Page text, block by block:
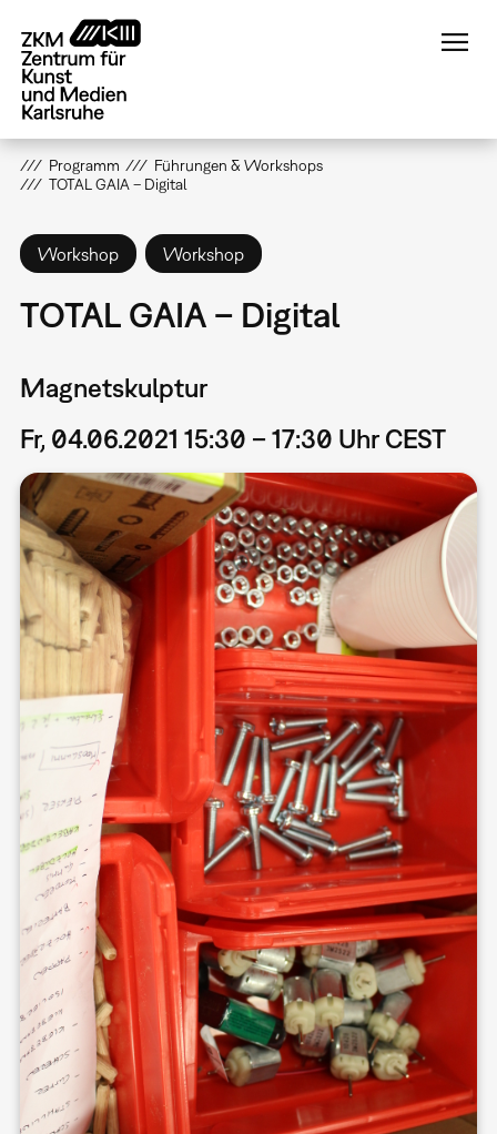
zum
Inhalt
Programm
Führungen & Workshops
TOTAL GAIA – Digital
Workshop Workshop
TOTAL GAIA – Digital
Magnetskulptur
Fr, 04.06.2021 15:30 – 17:30 Uhr CEST